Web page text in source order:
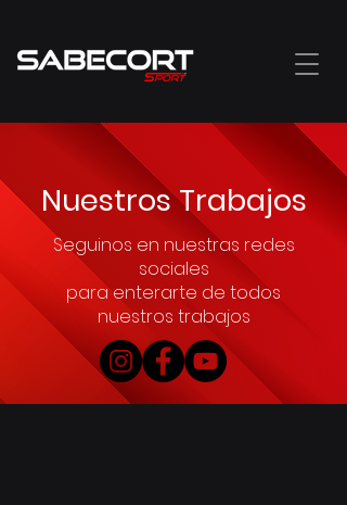
Nuestros Trabajos
Seguinos en nuestras redes
sociales
para enterarte de todos
nuestros trabajos